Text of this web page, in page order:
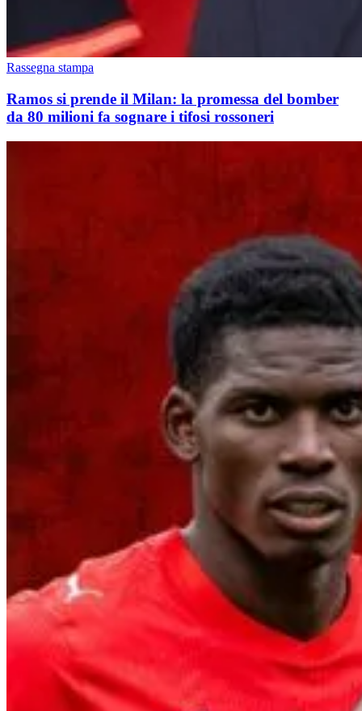
Rassegna stampa
Ramos si prende il Milan: la promessa del bomber
da 80 milioni fa sognare i tifosi rossoneri